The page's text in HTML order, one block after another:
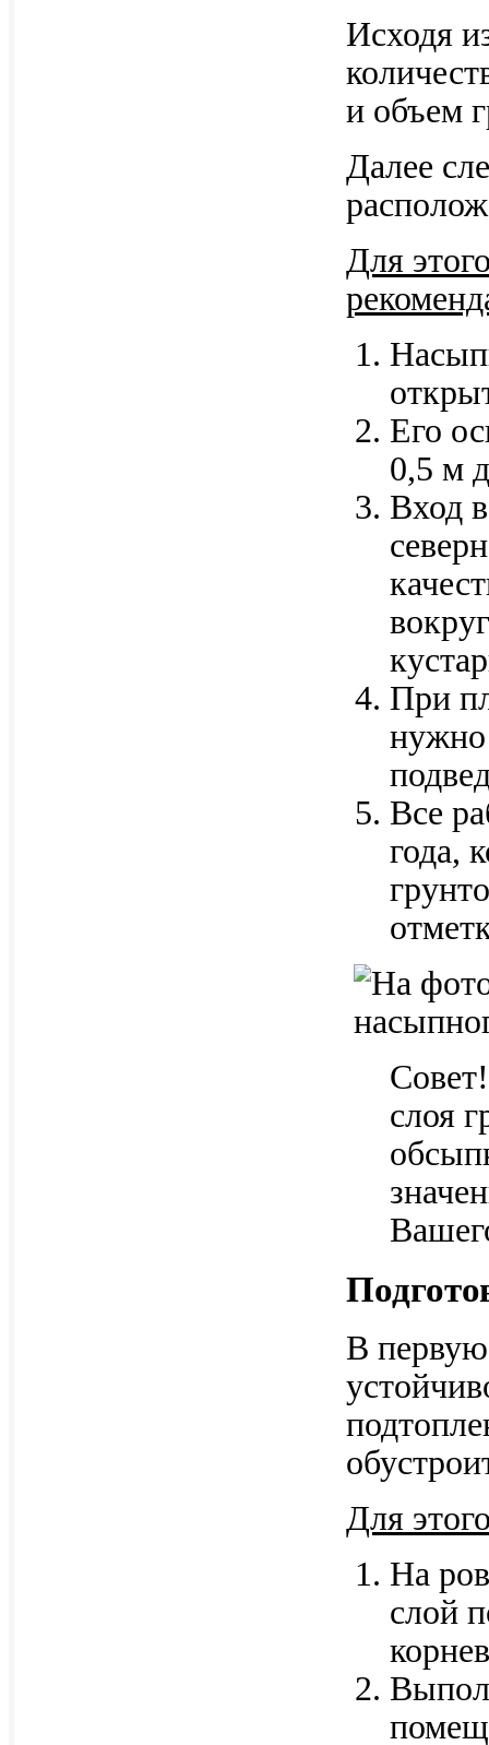
Исходя
и объем
Далее
Для
Его
0,5 м
Вход
При
нужно
Все
года,
слоя
В первую
Для
На
слой